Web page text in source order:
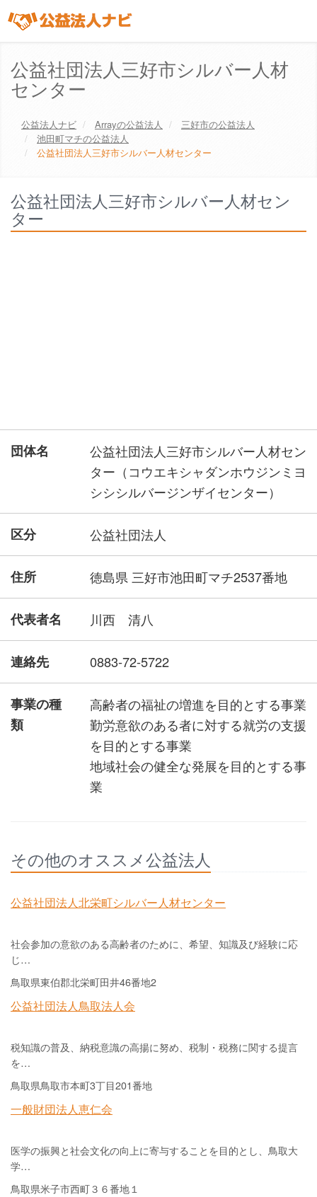
公益社団法人三好市シルバー人材
センター
公益法人ナビ Arrayの公益法人 三好市の公益法人
池田町マチの公益法人
公益社団法人三好市シルバー人材センター
公益社団法人三好市シルバー人材セン
ター
団体名
公益社団法人三好市シルバー人材セン
ター（コウエキシャダンホウジンミヨ
シシシルバージンザイセンター）
区分 公益社団法人
住所 徳島県 三好市池田町マチ2537番地
代表者名 川西 清八
連絡先 0883-72-5722
事業の種
類
高齢者の福祉の増進を目的とする事業
勤労意欲のある者に対する就労の支援
を目的とする事業
地域社会の健全な発展を目的とする事
業
その他のオススメ公益法人
公益社団法人北栄町シルバー人材センター
社会参加の意欲のある高齢者のために、希望、知識及び経験に応
じ…
鳥取県東伯郡北栄町田井46番地2
公益社団法人鳥取法人会
税知識の普及、納税意識の高揚に努め、税制・税務に関する提言
を…
鳥取県鳥取市本町3丁目201番地
一般財団法人恵仁会
医学の振興と社会文化の向上に寄与することを目的とし、鳥取大
学…
鳥取県米子市西町３６番地１